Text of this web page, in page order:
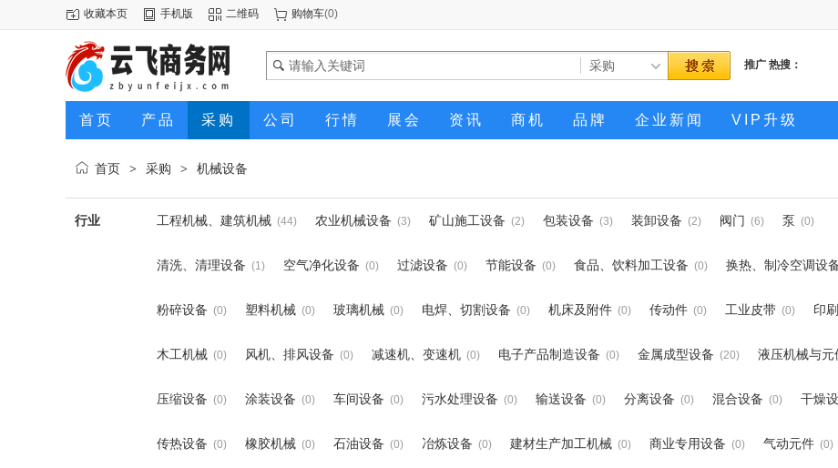
收藏本页 手机版 二维码 购物车(0)
推广 热搜：
首页 产品 采购 公司 行情 展会 资讯 商机 品牌 企业新闻 VIP升级
首页 > 采购 > 机械设备
行业 工程机械、建筑机械 (44) 农业机械设备 (3) 矿山施工设备 (2) 包装设备 (3) 装卸设备 (2) 阀门 (6) 泵 (0)
清洗、清理设备 (1) 空气净化设备 (0) 过滤设备 (0) 节能设备 (0) 食品、饮料加工设备 (0) 换热、制冷空调设
粉碎设备 (0) 塑料机械 (0) 玻璃机械 (0) 电焊、切割设备 (0) 机床及附件 (0) 传动件 (0) 工业皮带 (0) 印
木工机械 (0) 风机、排风设备 (0) 减速机、变速机 (0) 电子产品制造设备 (0) 金属成型设备 (20) 液压机械与元
压缩设备 (0) 涂装设备 (0) 车间设备 (0) 污水处理设备 (0) 输送设备 (0) 分离设备 (0) 混合设备 (0) 干燥
传热设备 (0) 橡胶机械 (0) 石油设备 (0) 冶炼设备 (0) 建材生产加工机械 (0) 商业专用设备 (0) 气动元件 (0)